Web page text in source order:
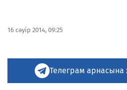
16 сәуір 2014, 09:25
Телеграм